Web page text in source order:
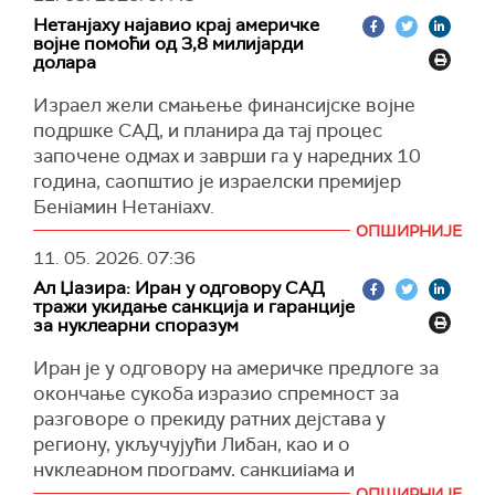
народа", поручио је Багеи.
(Al Jazeera, Reuters
ИДФ наводи да је један од тунелских праваца
био део шире подземне мреже која је
коришћена за задржавање талаца. У оквиру
тог тунела налазило се више просторија, за
које израелска војска тврди да су их
користили високи команданти Бригаде Хамаса
у Кан Јунису.
(Times of Israel)
— צבא ההגנה לישראל (@idfonline) May 11, 2026
Нетанјаху најавио крај америчке
војне помоћи од 3,8 милијарди
долара
Израел жели смањење финансијске војне
подршке САД, и планира да тај процес
започене одмах и заврши га у наредних 10
година, саопштио је израелски премијер
Бенјамин Нетанјаху.
на питање да ли
разматра смањење америчке финансијске
подршке, израелски премијер је потврдно
одговорио.
"Апсолутно. И рекао сам то председнику САД
Доналду Трампу", изјавио је Нетанјаху.
Он је прецизирао да његова влада жели да
смањи америчку финансијску подршку,
односно финансијску компоненту војне
ОПШИРНИЈЕ
11. 05. 2026.07:36
Ал Џазира: Иран у одговору САД
тражи укидање санкција и гаранције
за нуклеарни споразум
Иран је у одговору на америчке предлоге за
окончање сукоба изразио спремност за
разговоре о прекиду ратних дејстава у
региону, укључујући Либан, као и о
нуклеарном програму, санкцијама и